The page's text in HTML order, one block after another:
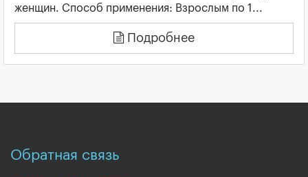
женщин. Способ применения: Взрослым по 1...
Подробнее
Обратная связь